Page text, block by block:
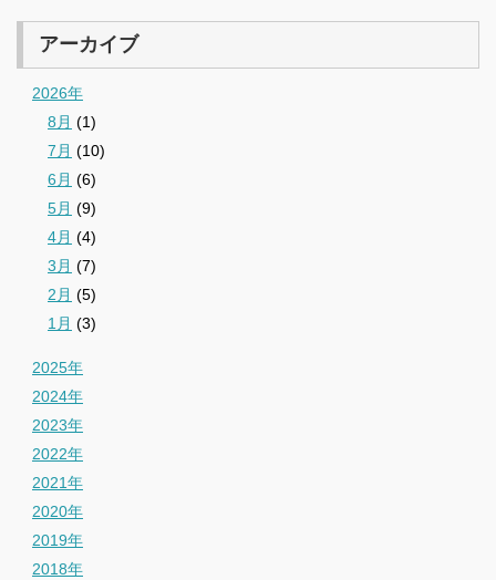
アーカイブ
2026年
8月 (1)
7月 (10)
6月 (6)
5月 (9)
4月 (4)
3月 (7)
2月 (5)
1月 (3)
2025年
2024年
2023年
2022年
2021年
2020年
2019年
2018年